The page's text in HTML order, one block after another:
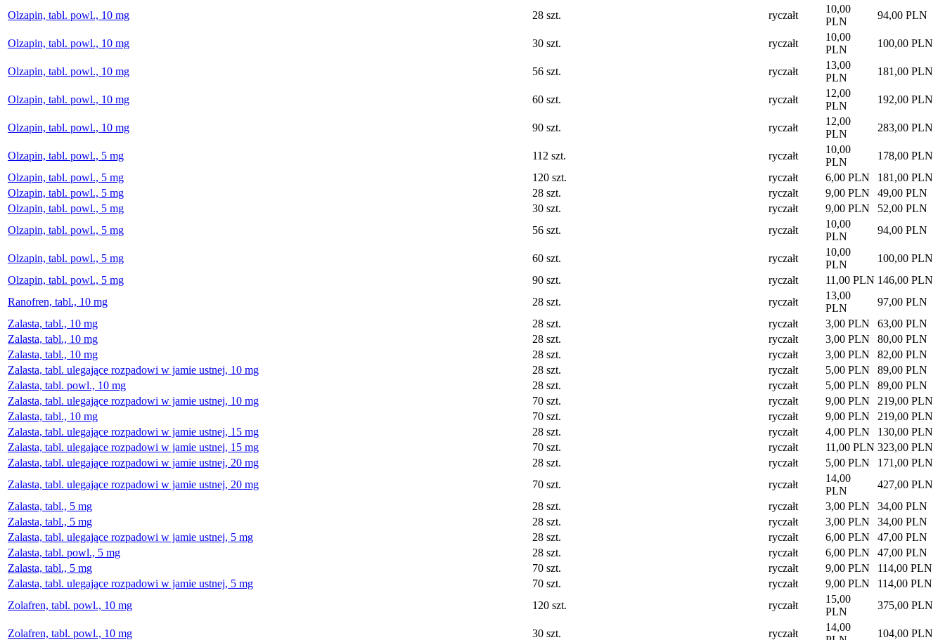
Olzapin, tabl. powl., 10 mg 28 szt. ryczałt
10,00
PLN
94,00 PLN
Olzapin, tabl. powl., 10 mg 30 szt. ryczałt
10,00
PLN
100,00 PLN
Olzapin, tabl. powl., 10 mg 56 szt. ryczałt
13,00
PLN
181,00 PLN
Olzapin, tabl. powl., 10 mg 60 szt. ryczałt
12,00
PLN
192,00 PLN
Olzapin, tabl. powl., 10 mg 90 szt. ryczałt
12,00
PLN
283,00 PLN
Olzapin, tabl. powl., 5 mg 112 szt. ryczałt
10,00
PLN
178,00 PLN
Olzapin, tabl. powl., 5 mg
120 szt. ryczałt 6,00 PLN
181,00 PLN
Olzapin, tabl. powl., 5 mg
28 szt. ryczałt 9,00 PLN
49,00 PLN
Olzapin, tabl. powl., 5 mg
30 szt. ryczałt 9,00 PLN
52,00 PLN
Olzapin, tabl. powl., 5 mg
56 szt. ryczałt
10,00
PLN
94,00 PLN
Olzapin, tabl. powl., 5 mg 60 szt. ryczałt
10,00
PLN
100,00 PLN
Olzapin, tabl. powl., 5 mg
90 szt. ryczałt 11,00 PLN 146,00 PLN
Ranofren, tabl., 10 mg
28 szt. ryczałt
13,00
PLN
97,00 PLN
Zalasta, tabl., 10 mg
28 szt. ryczałt 3,00 PLN
63,00 PLN
Zalasta, tabl., 10 mg
28 szt. ryczałt 3,00 PLN
80,00 PLN
Zalasta, tabl., 10 mg
28 szt. ryczałt 3,00 PLN
82,00 PLN
Zalasta, tabl. ulegające rozpadowi w jamie ustnej, 10 mg
28 szt. ryczałt 5,00 PLN
89,00 PLN
Zalasta, tabl. powl., 10 mg
28 szt. ryczałt 5,00 PLN
89,00 PLN
Zalasta, tabl. ulegające rozpadowi w jamie ustnej, 10 mg
70 szt. ryczałt 9,00 PLN
219,00 PLN
Zalasta, tabl., 10 mg
70 szt. ryczałt 9,00 PLN
219,00 PLN
Zalasta, tabl. ulegające rozpadowi w jamie ustnej, 15 mg
28 szt. ryczałt 4,00 PLN
130,00 PLN
Zalasta, tabl. ulegające rozpadowi w jamie ustnej, 15 mg
70 szt. ryczałt 11,00 PLN 323,00 PLN
Zalasta, tabl. ulegające rozpadowi w jamie ustnej, 20 mg
28 szt. ryczałt 5,00 PLN
171,00 PLN
Zalasta, tabl. ulegające rozpadowi w jamie ustnej, 20 mg
70 szt. ryczałt
14,00
PLN
427,00 PLN
Zalasta, tabl., 5 mg
28 szt. ryczałt 3,00 PLN
34,00 PLN
Zalasta, tabl., 5 mg
28 szt. ryczałt 3,00 PLN
34,00 PLN
Zalasta, tabl. ulegające rozpadowi w jamie ustnej, 5 mg
28 szt. ryczałt 6,00 PLN
47,00 PLN
Zalasta, tabl. powl., 5 mg
28 szt. ryczałt 6,00 PLN
47,00 PLN
Zalasta, tabl., 5 mg
70 szt. ryczałt 9,00 PLN
114,00 PLN
Zalasta, tabl. ulegające rozpadowi w jamie ustnej, 5 mg
70 szt. ryczałt 9,00 PLN
114,00 PLN
Zolafren, tabl. powl., 10 mg
120 szt. ryczałt
15,00
PLN
375,00 PLN
Zolafren, tabl. powl., 10 mg 30 szt. ryczałt
14,00
104,00 PLN